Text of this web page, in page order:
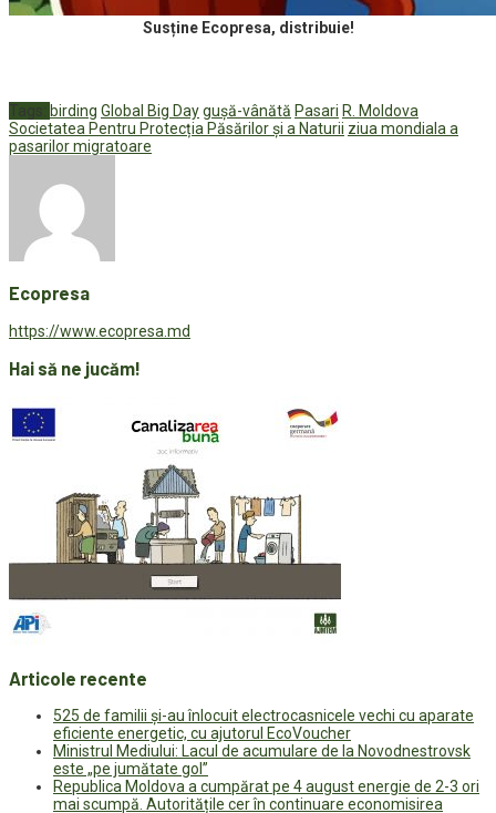
Susține Ecopresa, distribuie!
Tags: birding Global Big Daygușă-vânătă Pasari R. Moldova
Societatea Pentru Protecția Păsărilor și a Naturii ziua mondiala a
pasarilor migratoare
Ecopresa
https://www.ecopresa.md
Hai să ne jucăm!
Articole recente
525 de familii și-au înlocuit electrocasnicele vechi cu aparate
eficiente energetic, cu ajutorul EcoVoucher
Ministrul Mediului: Lacul de acumulare de la Novodnestrovsk
este „pe jumătate gol”
Republica Moldova a cumpărat pe 4 august energie de 2-3 ori
mai scumpă. Autoritățile cer în continuare economisirea